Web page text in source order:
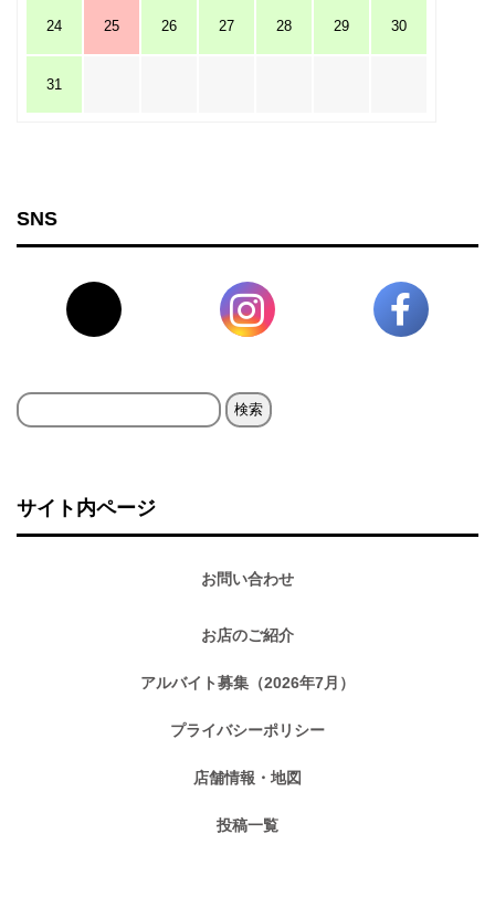
24 25 26 27 28 29 30
31
SNS
検
サイト内ページ
お問い合わせ
お店のご紹介
アルバイト募集（2026年7月）
プライバシーポリシー
店舗情報・地図
投稿一覧